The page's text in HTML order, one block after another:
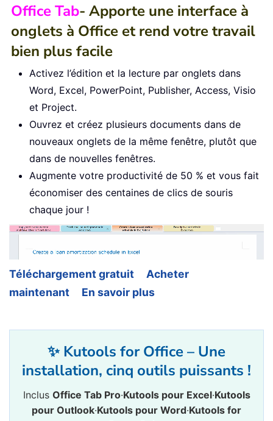
Office Tab- Apporte une interface à
onglets à Office et rend votre travail
bien plus facile
Activez l’édition et la lecture par onglets dans
Word, Excel, PowerPoint, Publisher, Access, Visio
et Project.
Ouvrez et créez plusieurs documents dans de
nouveaux onglets de la même fenêtre, plutôt que
dans de nouvelles fenêtres.
Augmente votre productivité de 50 % et vous fait
économiser des centaines de clics de souris
chaque jour !
Téléchargement gratuit
Acheter
maintenant
En savoir plus
✨ Kutools for Office – Une
installation, cinq outils puissants !
Inclus Office Tab Pro·Kutools pour Excel·Kutools
pour Outlook·Kutools pour Word·Kutools for